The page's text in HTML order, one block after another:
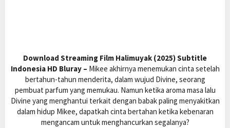
Download Streaming Film Halimuyak (2025) Subtitle
Indonesia HD Bluray – Mikee akhirnya menemukan cinta setelah
bertahun-tahun menderita, dalam wujud Divine, seorang
pembuat parfum yang memukau. Namun ketika aroma masa lalu
Divine yang menghantui terkait dengan babak paling menyakitkan
dalam hidup Mikee, dapatkah cinta bertahan ketika kebenaran
mengancam untuk menghancurkan segalanya?